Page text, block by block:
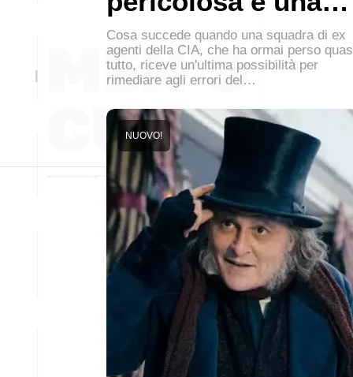
Cosa succede quando una squadra di ex
agenti della CIA, che ha ormai perso
tutto, riceve un'ultima possibilità per
rimediare agli errori del…
NUOVO!